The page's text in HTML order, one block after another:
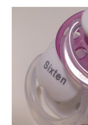
lånade från www.ystad.se